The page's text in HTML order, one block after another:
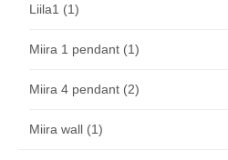
Liila1 (1)
Miira 1 pendant (1)
Miira 4 pendant (2)
Miira wall (1)